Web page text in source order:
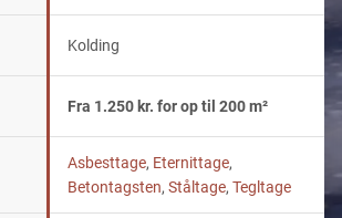
Kolding
Fra 1.250 kr. for op til 200 m²
Asbesttage, Eternittage,
Betontagsten, Ståltage, Tegltage